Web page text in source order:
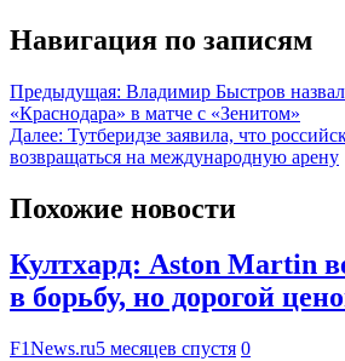
Навигация по записям
Предыдущая: Владимир Быстров
«Краснодара» в матче с «Зенитом»
Далее: Тутберидзе заявила, что
возвращаться на международную арену
Похожие новости
Култхард: Aston Martin
в борьбу, но дорогой
F1News.ru5 месяцев спустя 0